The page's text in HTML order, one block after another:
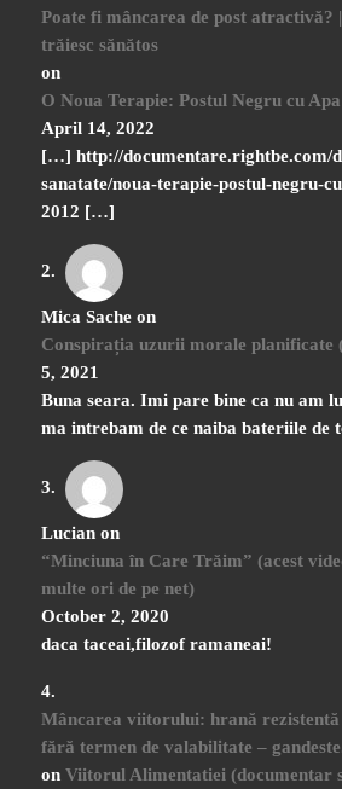
Poate fi mâncarea de post atractivă?
trăiesc sănătos
on
O Noua Terapie: Postul Negru cu
April 14, 2022
[…] http://documentare.rightbe.com/
sanatate/noua-terapie-postul-negru-
2012 […]
Mica Sache on
Conspirația uzurii morale planificate
5, 2021
Buna seara. Imi pare bine ca nu am
ma intrebam de ce naiba bateriile
Lucian on
“Minciuna în Care Trăim” (acest
multe ori de pe net)
October 2, 2020
daca taceai,filozof ramaneai!
Mâncarea viitorului: hrană
fără termen de valabilitate –
onViitorul Alimentatiei (documentar